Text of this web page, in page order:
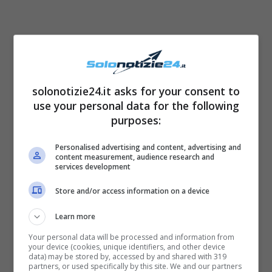
firmati Etro e hanno rispettivamente un costo
e1.065 euro
inoltre mancare una maxi cintura intrecciata
color cuoioe con dellepietre incastonate
La ballerina ha poi voluto dare -ancora di più
– un tocco casual all’intero look, e ha così
optato per un paio di scarpe da ginnastica
bianche con lacci colorate. Si tratta delle
sneakers Curb di Lanvin (modello chunky)
solonotizie24.it asks for your consent to
use your personal data for the following
purposes:
Personalised advertising and content, advertising and
content measurement, audience research and
services development
Store and/or access information on a device
Learn more
Your personal data will be processed and information from
your device (cookies, unique identifiers, and other device
data) may be stored by, accessed by and shared with 319
partners, or used specifically by this site. We and our partners